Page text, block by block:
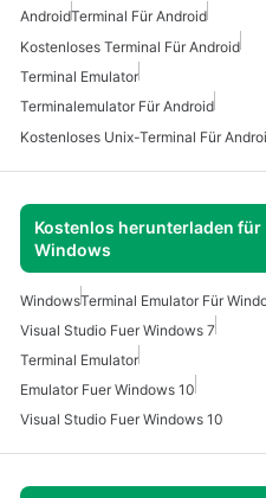
AndroidTerminal Für Android
Kostenloses Terminal Für Android
Terminal Emulator
Terminalemulator Für Android
Kostenloses Unix-Terminal Für
Kostenlos herunterladen für
Windows
WindowsTerminal Emulator Für
Visual Studio Fuer Windows 7
Terminal Emulator
Emulator Fuer Windows 10
Visual Studio Fuer Windows 10